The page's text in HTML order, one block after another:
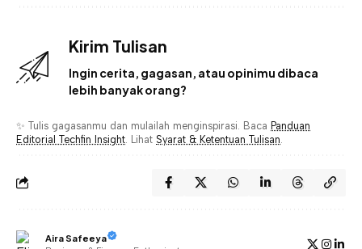
Kirim Tulisan
Ingin cerita, gagasan, atau opinimu dibaca
lebih banyak orang?
✨ Tulis gagasanmu dan mulailah menginspirasi. Baca Panduan
Editorial Techfin Insight . Lihat Syarat & Ketentuan Tulisan
Aira Safeeya